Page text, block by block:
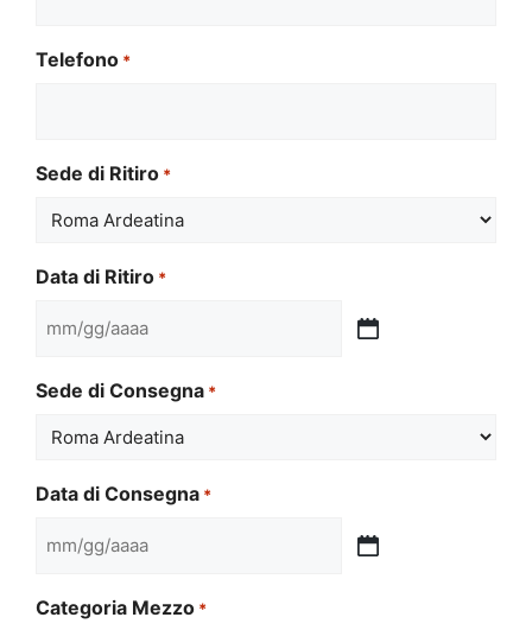
Telefono *
Sede di Ritiro *
Data di Ritiro *
MM
GG
slash
Sede di Consegna *
Data di Consegna *
MM
GG
Categoria Mezzo *